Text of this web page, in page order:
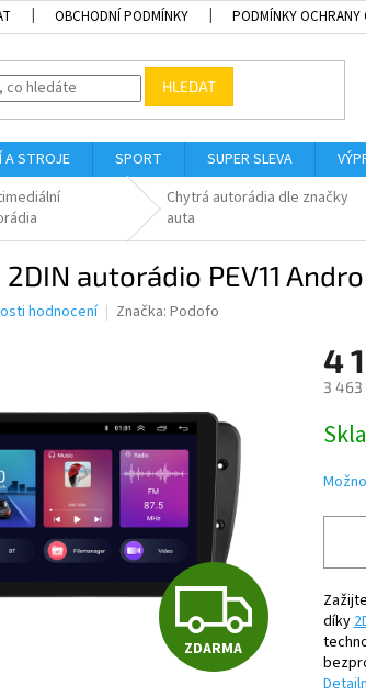
OBCHODNÍ PODMÍNKY PODMÍNKY OCHRANY
HLEDAT
A STROJE SPORT SUPER SLEVA
Chytrá autorádia dle značky
auta
autorádio PEV11
hodnocení Značka: Podofo
Z
ZDARMA
4
3 463
cena:
díky